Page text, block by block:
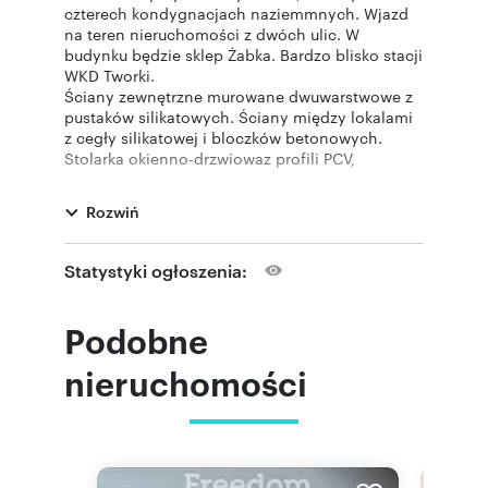
czterech kondygnacjach naziemmnych. Wjazd
na teren nieruchomości z dwóch ulic. W
budynku będzie sklep Żabka. Bardzo blisko stacji
WKD Tworki.
Ściany zewnętrzne murowane dwuwarstwowe z
pustaków silikatowych. Ściany między lokalami
z cegły silikatowej i bloczków betonowych.
Stolarka okienno-drzwiowaz profili PCV,
Posadzki - styropian akustyczny 3 cm, styropian
EPS 60-100- 3cm, folia, szlichta betonowa 4-6
cm, posadzka antypoślizgowa- gres (lub
ekwiwalent).
Brak wewnątrz-lokalowych drzwi i ościeżnic.
kamienne. Instalacje sanitarne, w pomieszczeniu
w szafce pomiarowej na korytarzu, instalacja z
podejście wody do zlewozmywaka i zmywarki,
Rozwiń
Statystyki ogłoszenia:
Podobne
nieruchomości